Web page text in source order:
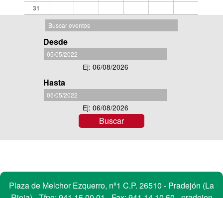
31
Buscar en la agenda
t
Desde
Desde
Ej: 06/08/2026
Hasta
Hasta
Ej: 06/08/2026
Contacto
Plaza de Melchor Ezquerro, nº1 C.P. 26510 - Pradejón (La